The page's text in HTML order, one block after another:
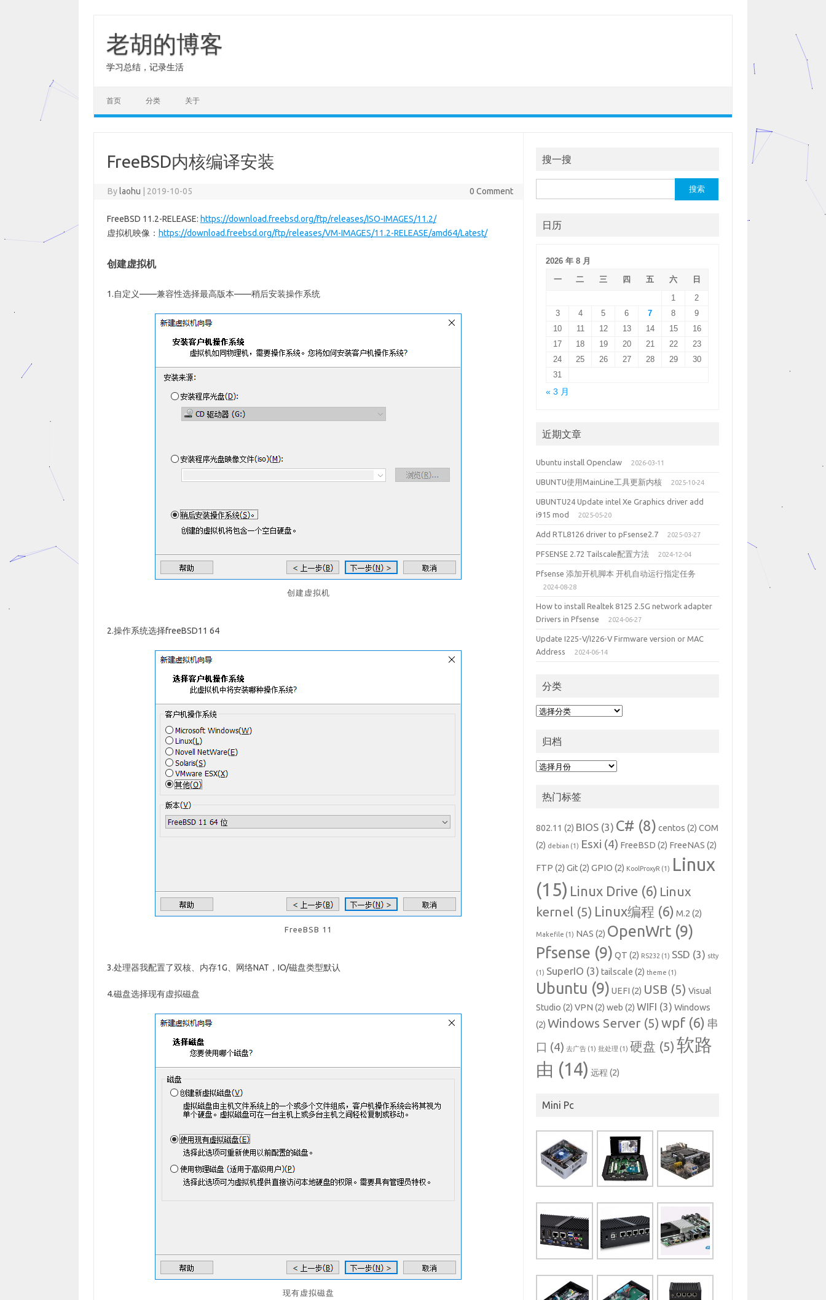
content
老胡的博客
学习总结，记录生活
首页 分类 关于
FreeBSD内核编译安装
By laohu 2019-10-05 0 Comment
FreeBSD 11.2-RELEASE: https://download.freebsd.org/ftp/releases/ISO-IMAGES/11.2/
虚拟机映像： https://download.freebsd.org/ftp/releases/VM-IMAGES/11.2-RELEASE/amd64/Latest/
创建虚拟机
1.自定义——兼容性选择最高版本——稍后安装操作系统
创建虚拟机
2.操作系统选择freeBSD11 64
FreeBSB 11
3.处理器我配置了双核、内存1G、网络NAT，IO/磁盘类型默认
4.磁盘选择现有虚拟磁盘
现有虚拟磁盘
搜一搜
索：
日历
2026 年 8 月
一
二 三 四 五 六
日
1
2
3
4 5 6 7 8
9
10
11 12 13 14 15
16
17
18 19 20 21 22
23
24
25 26 27 28 29
30
31
« 3 月
近期文章
Ubuntu install Openclaw 2026-03-11
UBUNTU使用MainLine工具更新内核 2025-10-24
UBUNTU24 Update intel Xe Graphics driver add
i915 mod
2025-05-20
Add RTL8126 driver to pFsense2.7 2025-03-27
PFSENSE 2.72 Tailscale配置方法 2024-12-04
Pfsense 添加开机脚本 开机自动运行指定任务
2024-08-28
How to install Realtek 8125 2.5G network adapter
Drivers in Pfsense
2024-06-27
Update I225-V/I226-V Firmware version or MAC
Address
2024-06-14
分类
分
归档
归
热门标签
802.11 (2) BIOS (3) C# (8) centos (2) COM
(2) debian (1) Esxi (4) FreeBSD (2) FreeNAS (2)
FTP (2) Git(2) GPIO (2) KoolProxyR (1) Linux
(15) Linux Drive (6) Linux
kernel (5) Linux编程 (6) M.2 (2)
Makefile (1) NAS (2) OpenWrt (9)
Pfsense (9) QT (2) RS232 (1) SSD (3) stty
(1) SuperIO (3) tailscale (2) theme (1)
Ubuntu (9) UEFI (2) USB (5) Visual
Studio (2) VPN (2) web (2) WIFI (3) Windows
(2) Windows Server (5) wpf (6) 串
口 (4) 去广告 (1) 批处理 (1) 硬盘 (5) 软路
由 (14) 远程 (2)
Mini Pc